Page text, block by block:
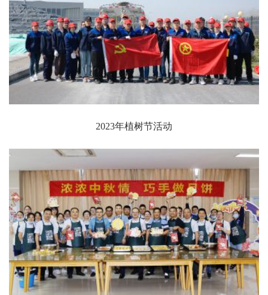
2023年植树节活动